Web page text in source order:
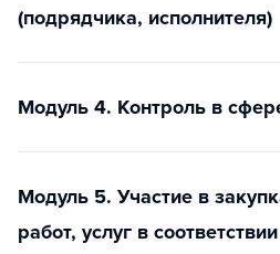
(подрядчика, исполнителя)
Модуль 4. Контроль в
Модуль 5. Участие в
работ, услуг в